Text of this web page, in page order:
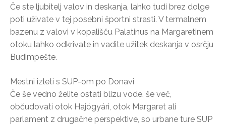
Če ste ljubitelj valov in deskanja, lahko tudi brez dolge
poti uživate v tej posebni športni strasti. V termalnem
bazenu z valovi v kopališču Palatinus na Margaretinem
otoku lahko odkrivate in vadite užitek deskanja v osrčju
Budimpešte.
Mestni izleti s SUP-om po Donavi
Če še vedno želite ostati blizu vode, še več,
občudovati otok Hajógyári, otok Margaret ali
parlament z drugačne perspektive, so urbane ture SUP